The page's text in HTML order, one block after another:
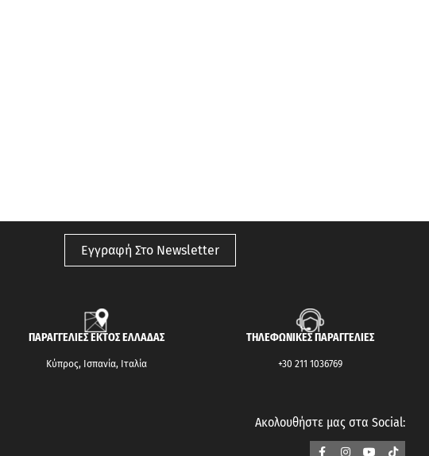
Εγγραφή Στο Newsletter
ΠΑΡΑΓΓΕΛΙΕΣ ΕΚΤΟΣ ΕΛΛΑΔΑΣ
Κύπρος, Ισπανία, Ιταλία
ΤΗΛΕΦΩΝΙΚΕΣ ΠΑΡΑΓΓΕΛΙΕΣ
+30 211 1036769
Ακολουθήστε μας στα Social: